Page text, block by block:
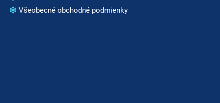
Všeobecné obchodné podmienky